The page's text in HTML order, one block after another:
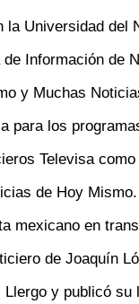
Universidad del
Información de
y Muchas
para los
Televisa
de Hoy Mismo.
mexicano en
de Joaquín
y publicó